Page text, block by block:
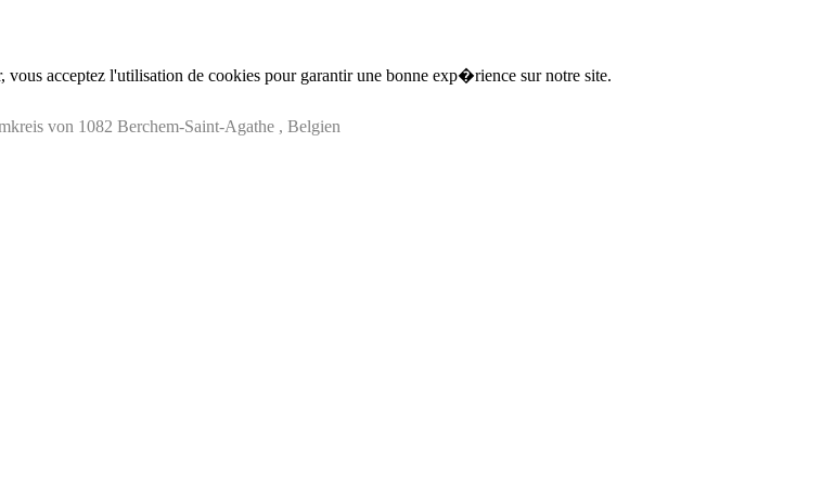
acceptez l'utilisation de cookies pour garantir une bonne exp�rience sur notre site.
von 1082 Berchem-Saint-Agathe , Belgien